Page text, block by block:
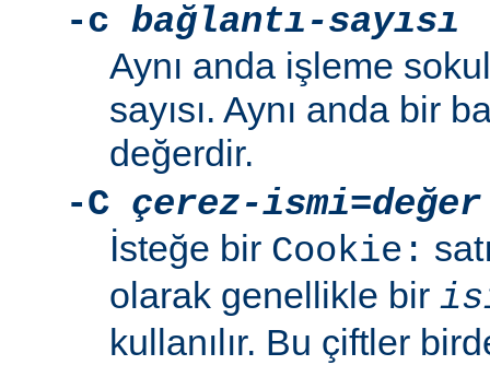
-c bağlantı-sayısı
Aynı anda işleme
sayısı. Aynı anda bir
değerdir.
-C çerez-ismi=değer
İsteğe bir Cookie:
olarak genellikle bir
kullanılır. Bu çiftler